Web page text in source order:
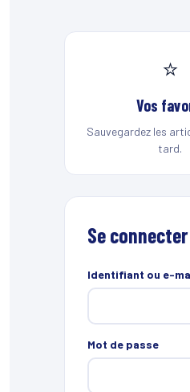
⭐
Vos
Sauvegardez les
tard.
Se connecter
Identifiant ou e-
Mot de passe